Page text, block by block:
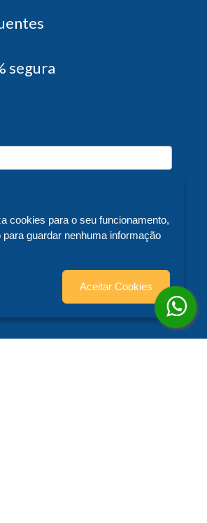
segura
cookies para o seu funcionamento,
para guardar nenhuma informação
Aceitar Cookies